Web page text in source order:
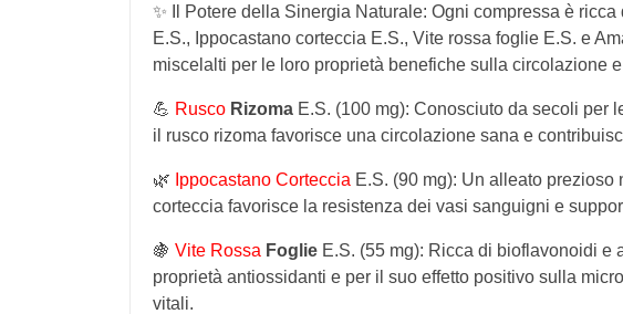
✨ Il Potere della Sinergia Naturale: Ogni compressa è
E.S., Ippocastano corteccia E.S., Vite rossa foglie E.S. e
miscelalti per le loro proprietà benefiche sulla circolazione
💪 Rusco Rizoma E.S. (100 mg): Conosciuto da secoli per
il rusco rizoma favorisce una circolazione sana e
🌿 Ippocastano Corteccia E.S. (90 mg): Un alleato
corteccia favorisce la resistenza dei vasi sanguigni e
🍇 Vite Rossa Foglie E.S. (55 mg): Ricca di bioflavonoidi e
proprietà antiossidanti e per il suo effetto positivo sulla
vitali.